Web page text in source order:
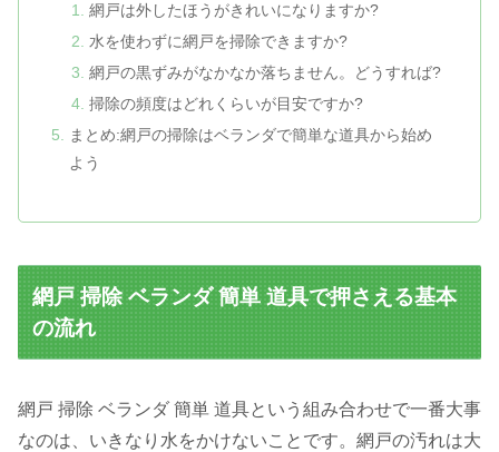
網戸は外したほうがきれいになりますか?
水を使わずに網戸を掃除できますか?
網戸の黒ずみがなかなか落ちません。どうすれば?
掃除の頻度はどれくらいが目安ですか?
まとめ:網戸の掃除はベランダで簡単な道具から始め
よう
網戸 掃除 ベランダ 簡単 道具で押さえる基本
の流れ
網戸 掃除 ベランダ 簡単 道具という組み合わせで一番大事
なのは、いきなり水をかけないことです。網戸の汚れは大